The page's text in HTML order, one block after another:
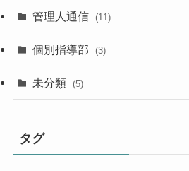
管理人通信 (11)
個別指導部 (3)
未分類 (5)
タグ